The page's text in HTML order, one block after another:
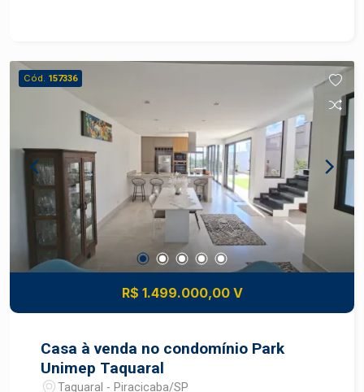
cobertura, ideal para apoio, expansão ou área
operacional adicional. Imóvel com excelente
localização, estrutura funcional e grande
potencial operacional
Cód. 157336
R$ 1.499.000,00 V
Casa à venda no condomínio Park
Unimep Taquaral
Taquaral - Piracicaba/SP